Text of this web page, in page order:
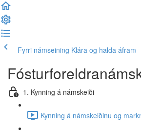
Fyrri námseining Klára og halda áfram
1. Kynning á námskeiði
Kynning á námskeiðinu og